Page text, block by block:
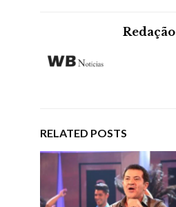
Redação
RELATED POSTS